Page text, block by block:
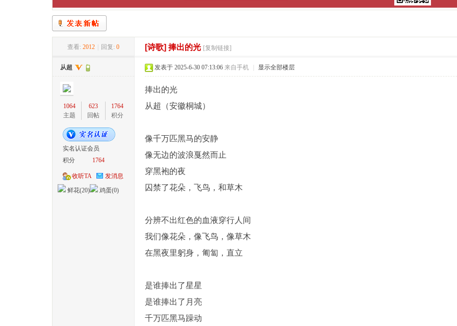
查看: 2012 回复: 0 [诗歌] 捧出的光 [复制链接]
从超
1064
主题
623
回帖
1764
积分
实名认证会员
积分
1764
收听TA
发消息
鲜花(20) 鸡蛋(0)
发表于 2025-6-30 07:13:06 来自手机 显示全部楼层
捧出的光
从超（安徽桐城）
像千万匹黑马的安静
像无边的波浪戛然而止
穿黑袍的夜
囚禁了花朵，飞鸟，和草木
分辨不出红色的血液穿行人间
我们像花朵，像飞鸟，像草木
在黑夜里躬身，匍匐，直立
是谁捧出了星星
是谁捧出了月亮
千万匹黑马躁动